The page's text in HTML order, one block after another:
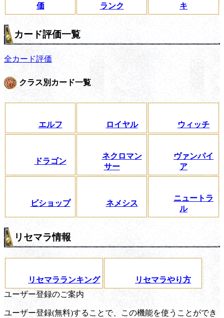
価 ランク キ
カード評価一覧
全カード評価
クラス別カード一覧
エルフ ロイヤル ウィッチ
ドラゴン
ネクロマン
サー
ヴァンパイ
ア
ビショップ ネメシス
ニュートラ
ル
リセマラ情報
リセマラランキング
リセマラやり方
ユーザー登録のご案内
ユーザー登録(無料)することで、この機能を使うことができ